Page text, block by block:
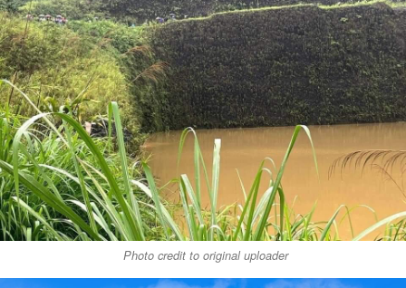
Photo credit to original uploader